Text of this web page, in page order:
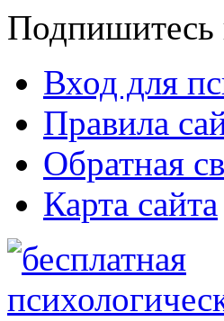
Подпишитесь
Вход для
Правила
Обратная
Карта сайта